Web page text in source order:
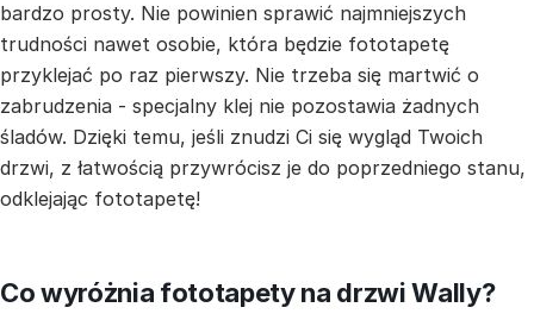
bardzo prosty. Nie powinien sprawić najmniejszych
trudności nawet osobie, która będzie fototapetę
przyklejać po raz pierwszy. Nie trzeba się martwić o
zabrudzenia - specjalny klej nie pozostawia żadnych
śladów. Dzięki temu, jeśli znudzi Ci się wygląd Twoich
drzwi, z łatwością przywrócisz je do poprzedniego stanu,
odklejając fototapetę!
Co wyróżnia fototapety na drzwi Wally?